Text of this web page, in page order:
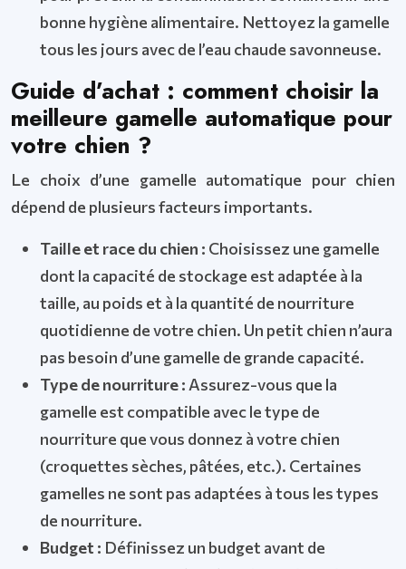
bonne hygiène alimentaire. Nettoyez la gamelle
tous les jours avec de l’eau chaude savonneuse.
Guide d’achat : comment choisir la
meilleure gamelle automatique pour
votre chien ?
Le choix d’une gamelle automatique pour chien
dépend de plusieurs facteurs importants.
Taille et race du chien : Choisissez une gamelle
dont la capacité de stockage est adaptée à la
taille, au poids et à la quantité de nourriture
quotidienne de votre chien. Un petit chien n’aura
pas besoin d’une gamelle de grande capacité.
Type de nourriture : Assurez-vous que la
gamelle est compatible avec le type de
nourriture que vous donnez à votre chien
(croquettes sèches, pâtées, etc.). Certaines
gamelles ne sont pas adaptées à tous les types
de nourriture.
Budget : Définissez un budget avant de